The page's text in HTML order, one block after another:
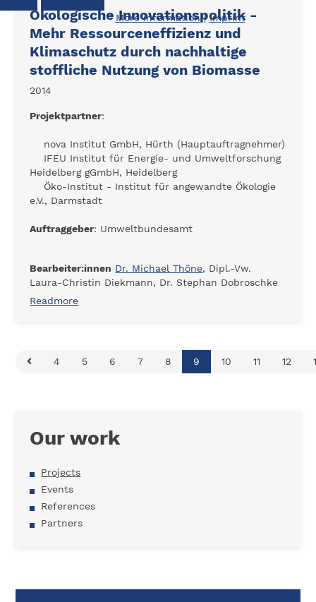
Ökologische Innovationspolitik -
Mehr Ressourceneffizienz und
Klimaschutz durch nachhaltige
stoffliche Nutzung von Biomasse
2014
Projektpartner:
nova Institut GmbH, Hürth (Hauptauftragnehmer)
IFEU Institut für Energie- und Umweltforschung
Heidelberg gGmbH, Heidelberg
Öko-Institut - Institut für angewandte Ökologie
e.V., Darmstadt
Auftraggeber: Umweltbundesamt
Bearbeiter:innen Dr. Michael Thöne, Dipl.-Vw.
Laura-Christin Diekmann, Dr. Stephan Dobroschke
Readmore
4 5 6 7 8 9 10 11 12
Our work
Projects
Events
References
Partners
More information |Imprint